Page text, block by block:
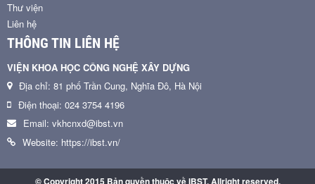
Thư viện
Liên hệ
THÔNG TIN LIÊN HỆ
VIỆN KHOA HỌC CÔNG NGHỆ XÂY DỰNG
Địa chỉ: 81 phố Trần Cung, Nghĩa Đô, Hà Nội
Điện thoại: 024 3754 4196
Email: vkhcnxd@ibst.vn
Website: https://ibst.vn/
© Copyright 2015 Bản quyền thuộc về IBST. Allright reserved.